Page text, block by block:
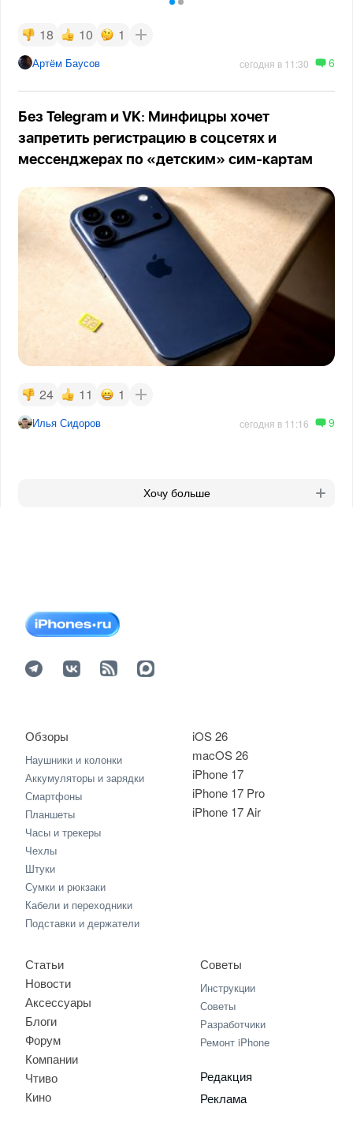
18 10 1
Артём Баусов сегодня в 11:30 6
Без Telegram и VK: Минфицры хочет
запретить регистрацию в соцсетях и
мессенджерах по «детским» сим-картам
24 11 1
Илья Сидоров сегодня в 11:16 9
Хочу больше
iOS 26
macOS 26
iPhone 17
iPhone 17 Pro
iPhone 17 Air
Обзоры
Наушники и колонки
Аккумуляторы и зарядки
Смартфоны
Планшеты
Часы и трекеры
Чехлы
Штуки
Сумки и рюкзаки
Кабели и переходники
Подставки и держатели
Статьи
Новости
Аксессуары
Блоги
Форум
Компании
Чтиво
Кино
Советы
Инструкции
Советы
Разработчики
Ремонт iPhone
Редакция
Реклама